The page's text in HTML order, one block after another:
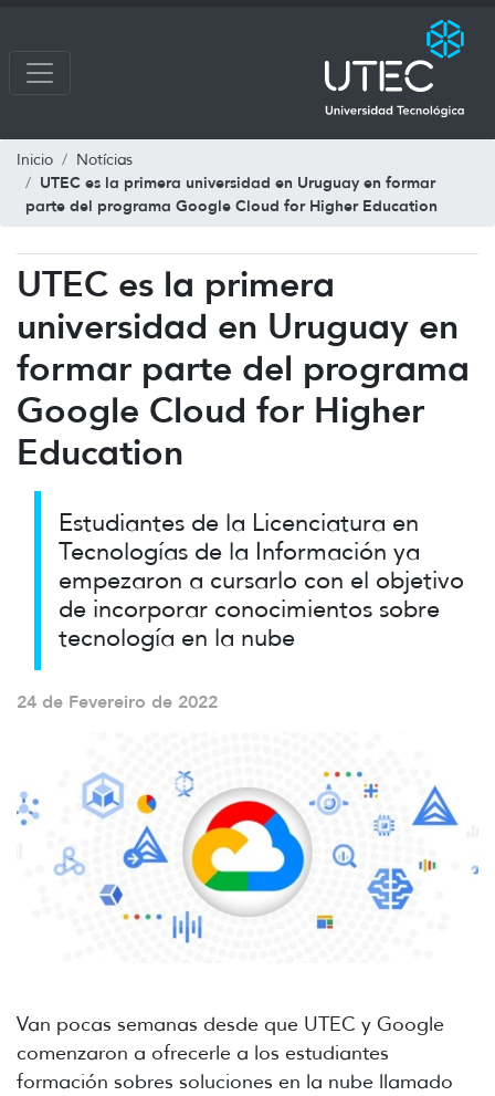
Inicio Notícias
UTEC es la primera universidad en Uruguay en formar
parte del programa Google Cloud for Higher Education
UTEC es la primera
universidad en Uruguay en
formar parte del programa
Google Cloud for Higher
Education
Estudiantes de la Licenciatura en
Tecnologías de la Información ya
empezaron a cursarlo con el objetivo
de incorporar conocimientos sobre
tecnología en la nube
24 de Fevereiro de 2022
Van pocas semanas desde que UTEC y Google
comenzaron a ofrecerle a los estudiantes
formación sobres soluciones en la nube llamado